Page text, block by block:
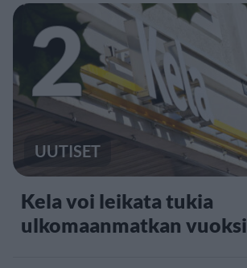
2
UUTISET
Kela voi leikata tukia
ulkomaanmatkan vuoksi